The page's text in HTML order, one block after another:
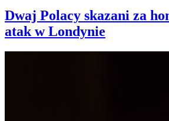
Dwaj Polacy skazani za
atak w Londynie